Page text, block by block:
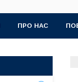
ПРО НАС